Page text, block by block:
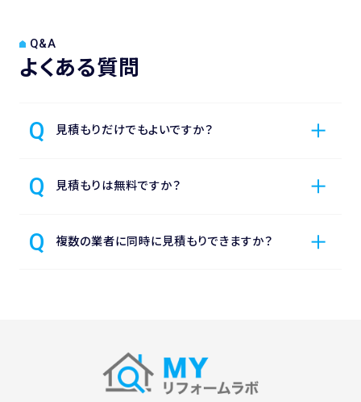
Q&A
よくある質問
見積もりだけでもよいですか？
見積もりは無料ですか？
複数の業者に同時に見積もりできますか？